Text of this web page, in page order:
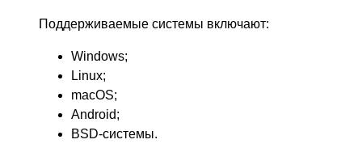
Поддерживаемые системы включают:
Windows;
Linux;
macOS;
Android;
BSD-системы.